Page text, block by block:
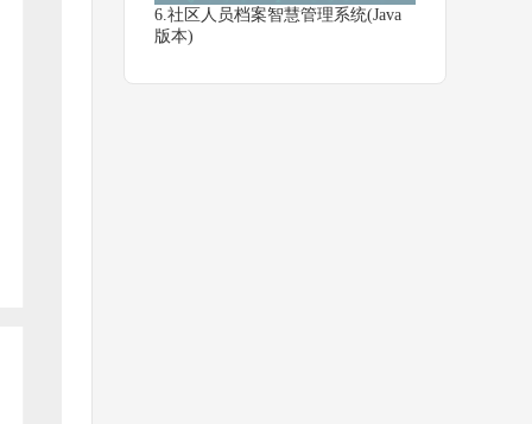
6.社区人员档案智慧管理系统(Java
版本)